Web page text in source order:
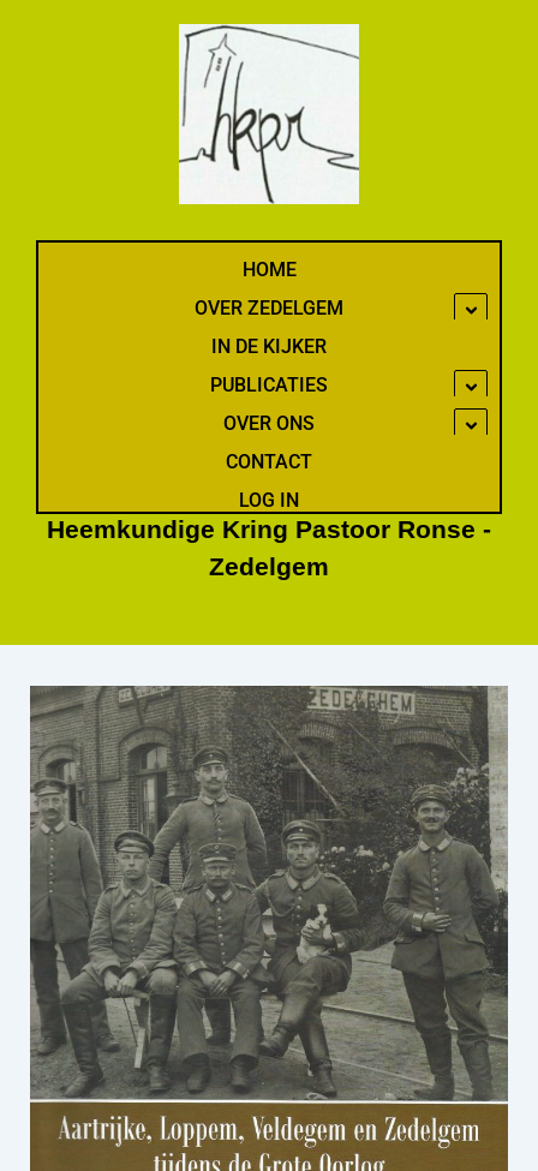
HOME
OVER ZEDELGEM
IN DE KIJKER
PUBLICATIES
OVER ONS
CONTACT
LOG IN
Heemkundige Kring Pastoor Ronse -
Zedelgem